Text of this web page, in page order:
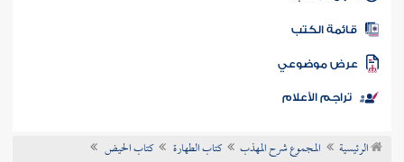
المكتبة
الكتب
موضوعي
تراجم الأعلام
الرئيسية المجموع شرح المهذب كتاب الطهارة
كتاب الحيض